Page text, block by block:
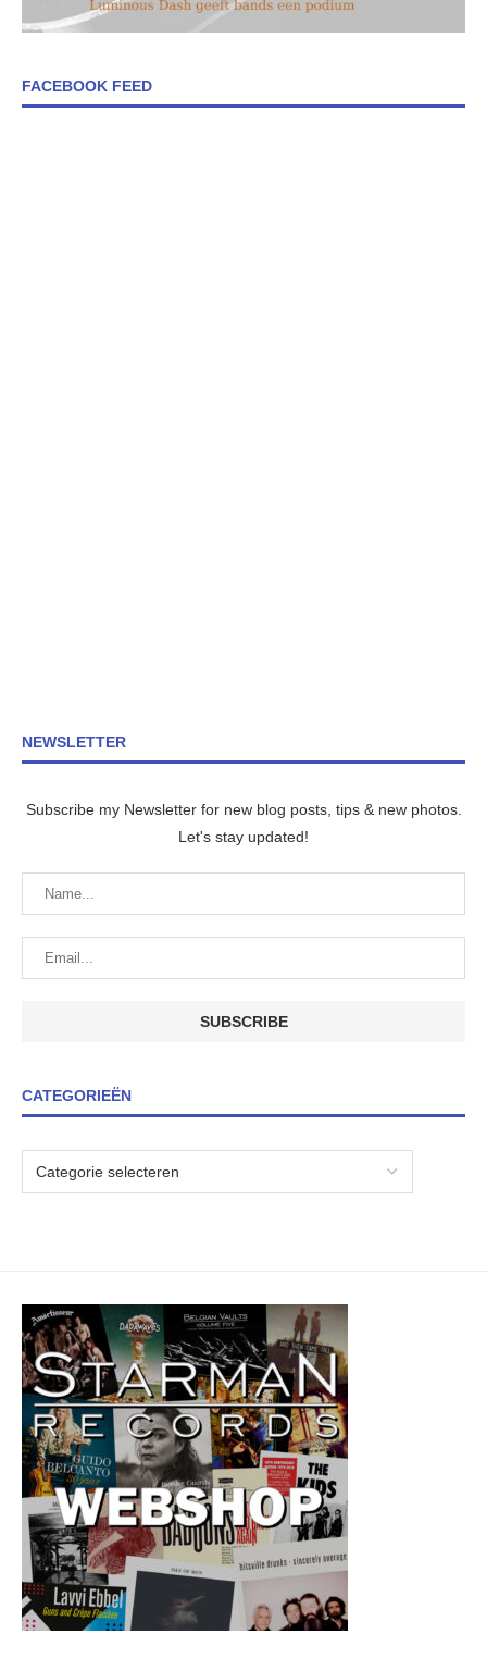
FACEBOOK FEED
NEWSLETTER
Subscribe my Newsletter for new blog posts, tips & new photos.
Let's stay updated!
CATEGORIEËN